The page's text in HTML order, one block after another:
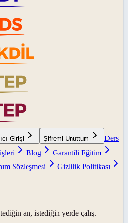
Girişi Şifremi Unuttum
Ders
Blog
Garantili Eğitim
Sözleşmesi
Gizlilik Politikası
an, istediğin yerde çalış.